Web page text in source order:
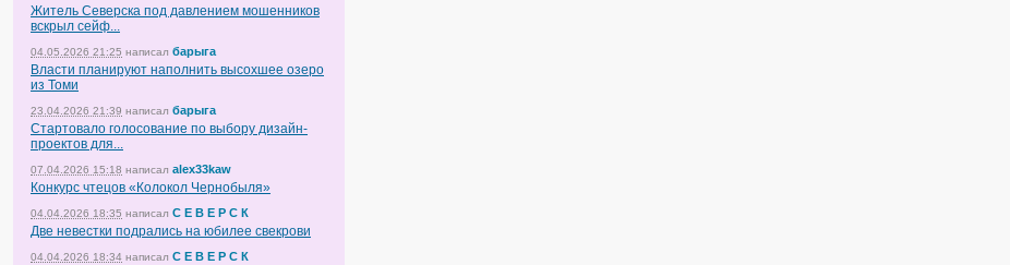
Житель Северска под давлением мошенников
вскрыл сейф...
04.05.2026 21:25 написал барыга
Власти планируют наполнить высохшее озеро
из Томи
23.04.2026 21:39 написал барыга
Стартовало голосование по выбору дизайн-
проектов для...
07.04.2026 15:18 написал alex33kaw
Конкурс чтецов «Колокол Чернобыля»
04.04.2026 18:35 написал С Е В Е Р С К
Две невестки подрались на юбилее свекрови
04.04.2026 18:34 написал С Е В Е Р С К